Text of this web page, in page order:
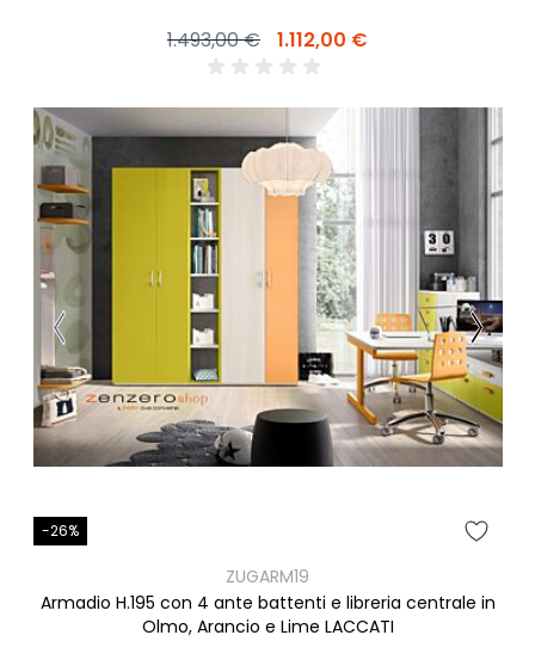
1.493,00 € 1.112,00 €
-26%
ZUGARM19
Armadio H.195 con 4 ante battenti e libreria centrale in
Olmo, Arancio e Lime LACCATI